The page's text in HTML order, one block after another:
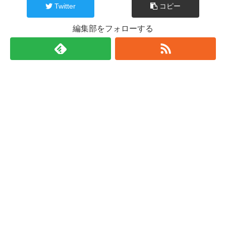
Twitter コピー
編集部をフォローする